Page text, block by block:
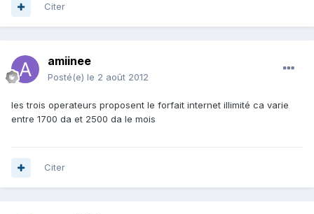
Citer
amiinee
Posté(e) le 2 août 2012
les trois operateurs proposent le forfait internet illimité ca varie
entre 1700 da et 2500 da le mois
Citer